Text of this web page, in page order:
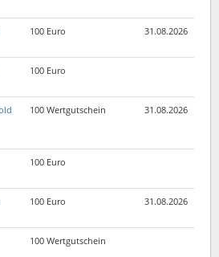
100 Euro 31.08.2026
100 Euro
100 Wertgutschein 31.08.2026
100 Euro
100 Euro 31.08.2026
100 Wertgutschein